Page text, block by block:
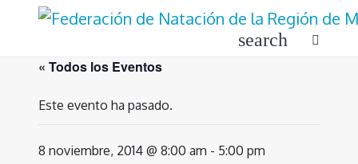
search
« Todos los Eventos
Este evento ha pasado.
8 noviembre, 2014 @ 8:00 am - 5:00 pm